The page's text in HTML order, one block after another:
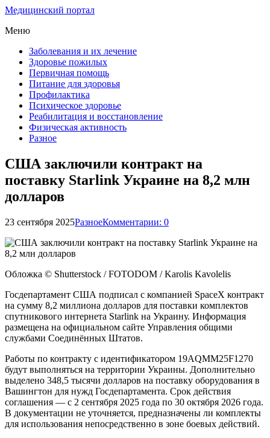
Медицинский портал
Меню
Заболевания и их лечение
Здоровье пожилых
Первичная помощь
Питание для здоровья
Профилактика
Психическое здоровье
Реабилитация и восстановление
Физическая активность
Разное
США заключили контракт на
поставку Starlink Украине на 8,2 млн
долларов
23 сентября 2025РазноеКомментарии: 0
Обложка © Shutterstock / FOTODOM / Karolis Kavolelis
Госдепартамент США подписал с компанией SpaceX контракт
на сумму 8,2 миллиона долларов для поставки комплектов
спутникового интернета Starlink на Украину. Информация
размещена на официальном сайте Управления общими
службами Соединённых Штатов.
Работы по контракту с идентификатором 19AQMM25F1270
будут выполняться на территории Украины. Дополнительно
выделено 348,5 тысячи долларов на поставку оборудования в
Вашингтон для нужд Госдепартамента. Срок действия
соглашения — с 2 сентября 2025 года по 30 октября 2026 года.
В документации не уточняется, предназначены ли комплекты
для использования непосредственно в зоне боевых действий.